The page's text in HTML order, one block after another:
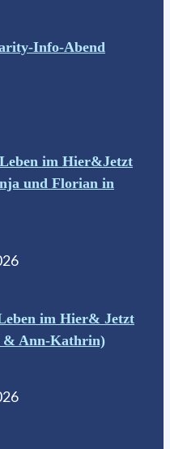
Info-Abend
im Hier&Jetzt
und Florian in
im Hier& Jetzt
& Ann-Kathrin)